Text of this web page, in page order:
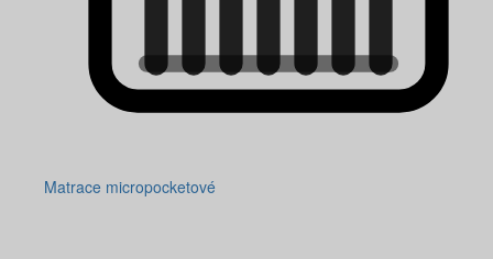
Matrace micropocketové